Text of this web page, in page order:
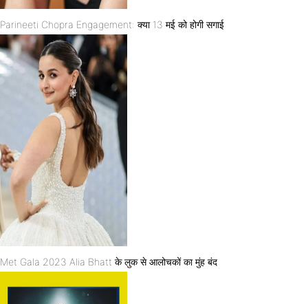
Parineeti Chopra Engagement: क्या 13 मई को होगी सगाई
Met Gala 2023 Alia Bhatt के लुक से आलोचकों का मुंह बंद